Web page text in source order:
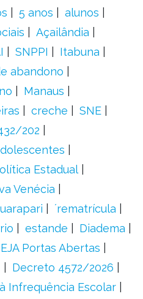
5 anos
alunos
Açailândia
SNPPI
Itabuna
abandono
Manaus
creche
SNE
202
Estadual
Venécia
´rematrícula
estande
Diadema
EJA Portas Abertas
Decreto 4572/2026
Infrequência Escolar